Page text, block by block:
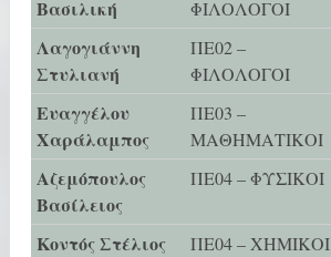
Βασιλική
ΦΙΛΟΛΟΓΟΙ
Λαγογιάννη
Στυλιανή
ΠΕ02 –
ΦΙΛΟΛΟΓΟΙ
Ευαγγέλου
Χαράλαμπος
ΠΕ03 –
ΜΑΘΗΜΑΤΙΚΟΙ
Αζεμόπουλος
Βασίλειος
ΠΕ04 – ΦΥΣΙΚΟΙ
Κοντός Στέλιος ΠΕ04 – ΧΗΜΙΚΟΙ